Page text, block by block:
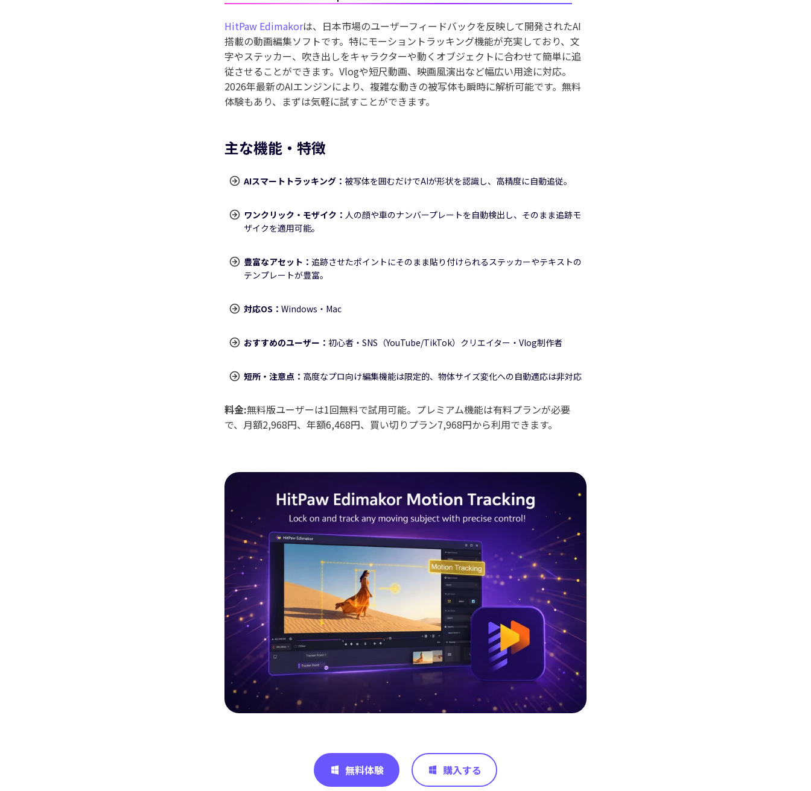
HitPaw Edimakorは、日本市場のユーザーフィードバックを反映して開発されたAI
搭載の動画編集ソフトです。特にモーショントラッキング機能が充実しており、文
字やステッカー、吹き出しをキャラクターや動くオブジェクトに合わせて簡単に追
従させることができます。Vlogや短尺動画、映画風演出など幅広い用途に対応。
2026年最新のAIエンジンにより、複雑な動きの被写体も瞬時に解析可能です。無料
体験もあり、まずは気軽に試すことができます。
主な機能・特徴
AIスマートトラッキング： 被写体を囲むだけでAIが形状を認識し、高精度に自動追従。
ワンクリック・モザイク： 人の顔や車のナンバープレートを自動検出し、そのまま追跡モ
ザイクを適用可能。
豊富なアセット： 追跡させたポイントにそのまま貼り付けられるステッカーやテキストの
テンプレートが豊富。
対応OS： Windows・Mac
おすすめのユーザー： 初心者・SNS（YouTube/TikTok）クリエイター・Vlog制作者
短所・注意点： 高度なプロ向け編集機能は限定的、物体サイズ変化への自動適応は非対応
料金:無料版ユーザーは1回無料で試用可能。プレミアム機能は有料プランが必要
で、月額2,968円、年額6,468円、買い切りプラン7,968円から利用できます。
無料体験 購入する
写真1枚から、リズムと動きのあるAIダンス動画を簡単に生成できます。
今すぐ試す